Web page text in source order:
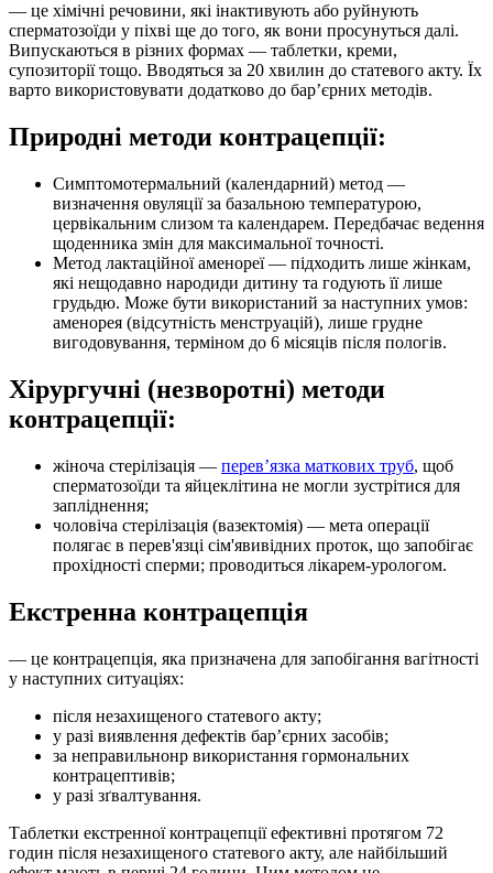
— це хімічні речовини, які інактивують або руйнують
сперматозоїди у піхві ще до того, як вони просунуться далі.
Випускаються в різних формах — таблетки, креми,
супозиторії тощо. Вводяться за 20 хвилин до статевого акту. Їх
варто використовувати додатково до бар’єрних методів.
Природні методи контрацепції:
Симптомотермальний (календарний) метод —
визначення овуляції за базальною температурою,
цервікальним слизом та календарем. Передбачає ведення
щоденника змін для максимальної точності.
Метод лактаційної аменореї — підходить лише жінкам,
які нещодавно народиди дитину та годують її лише
грудьдю. Може бути використаний за наступних умов:
аменорея (відсутність менструацій), лише грудне
вигодовування, терміном до 6 місяців після пологів.
Хірургучні (незворотні) методи
контрацепції:
жіноча стерілізація — перев’язка маткових труб, щоб
сперматозоїди та яйцеклітина не могли зустрітися для
запліднення;
чоловіча стерілізація (вазектомія) — мета операції
полягає в перев'язці сім'явивідних проток, що запобігає
прохідності сперми; проводиться лікарем-урологом.
Екстренна контрацепція
— це контрацепція, яка призначена для запобігання вагітності
у наступних ситуаціях:
після незахищеного статевого акту;
у разі виявлення дефектів бар’єрних засобів;
за неправильнонр використання гормональних
контрацептивів;
у разі зґвалтування.
Таблетки екстренної контрацепції ефективні протягом 72
годин після незахищеного статевого акту, але найбільший